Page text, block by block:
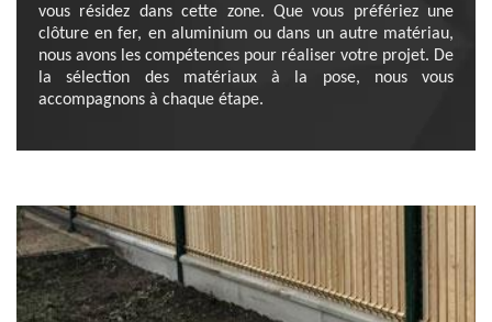
vous résidez dans cette zone. Que vous préfériez une
clôture en fer, en aluminium ou dans un autre matériau,
nous avons les compétences pour réaliser votre projet. De
la sélection des matériaux à la pose, nous vous
accompagnons à chaque étape.